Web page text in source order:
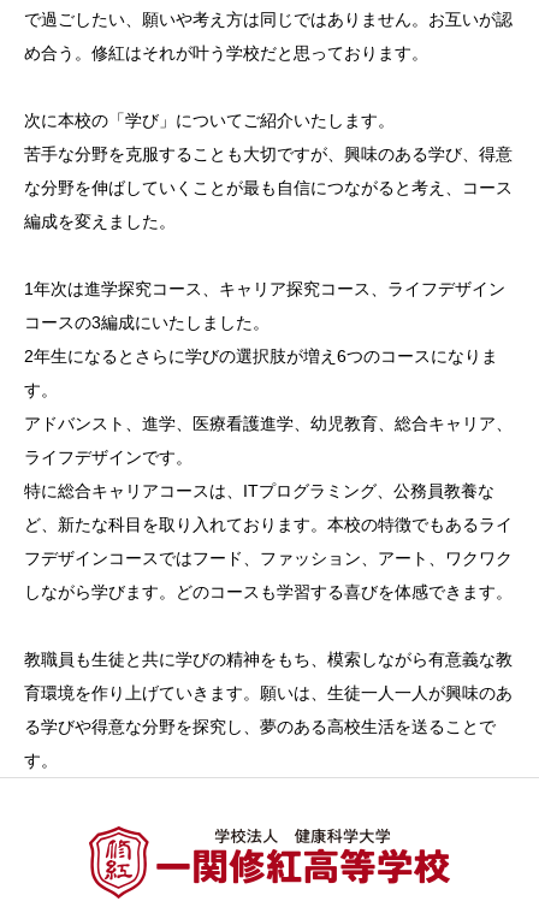
で過ごしたい、願いや考え方は同じではありません。お互いが認
め合う。修紅はそれが叶う学校だと思っております。
次に本校の「学び」についてご紹介いたします。
苦手な分野を克服することも大切ですが、興味のある学び、得意
な分野を伸ばしていくことが最も自信につながると考え、コース
編成を変えました。
1年次は進学探究コース、キャリア探究コース、ライフデザイン
コースの3編成にいたしました。
2年生になるとさらに学びの選択肢が増え6つのコースになりま
す。
アドバンスト、進学、医療看護進学、幼児教育、総合キャリア、
ライフデザインです。
特に総合キャリアコースは、ITプログラミング、公務員教養な
ど、新たな科目を取り入れております。本校の特徴でもあるライ
フデザインコースではフード、ファッション、アート、ワクワク
しながら学びます。どのコースも学習する喜びを体感できます。
教職員も生徒と共に学びの精神をもち、模索しながら有意義な教
育環境を作り上げていきます。願いは、生徒一人一人が興味のあ
る学びや得意な分野を探究し、夢のある高校生活を送ることで
す。